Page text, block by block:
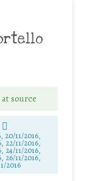
source
20/11/2016,
22/11/2016,
24/11/2016,
26/11/2016,
2016